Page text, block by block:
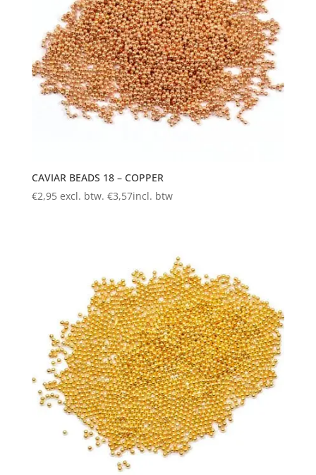
CAVIAR BEADS 18 – COPPER
€2,95 excl. btw. €3,57incl. btw